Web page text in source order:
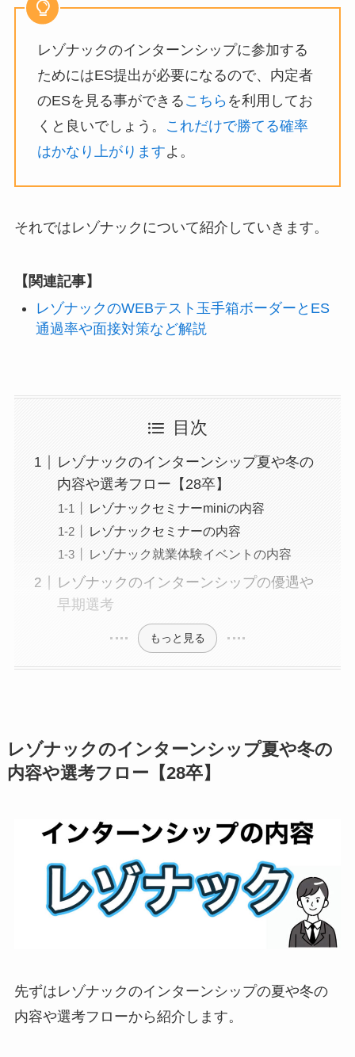
レゾナックのインターンシップに参加する
ためにはES提出が必要になるので、内定者
のESを見る事ができる こちら を利用してお
くと良いでしょう。
これだけで勝てる確率
はかなり上がりますよ。
それではレゾナックについて紹介していきます。
【関連記事】
レゾナックのWEBテスト玉手箱ボーダーとES
通過率や面接対策など解説
目次
レゾナックのインターンシップ夏や冬の
内容や選考フロー【28卒】
レゾナックセミナーminiの内容
レゾナックセミナーの内容
レゾナック就業体験イベントの内容
レゾナックのインターンシップの優遇や
早期選考
もっと見る
レゾナックのインターンシップ夏や冬の
内容や選考フロー【28卒】
先ずはレゾナックのインターンシップの夏や冬の
内容や選考フローから紹介します。